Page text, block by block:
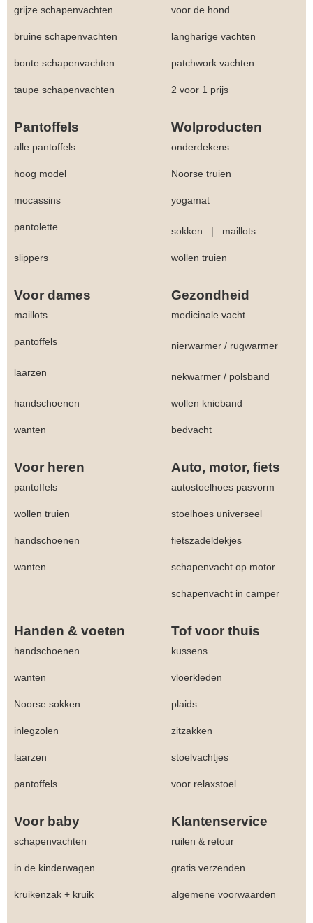
grijze schapenvachten voor de hond
bruine schapenvachten langharige vachten
bonte schapenvachten patchwork vachten
taupe schapenvachten 2 voor 1 prijs
Pantoffels Wolproducten
alle pantoffels onderdekens
hoog model Noorse truien
mocassins yogamat
pantolette sokken | maillots
slippers wollen truien
Voor dames Gezondheid
maillots medicinale vacht
pantoffels nierwarmer / rugwarmer
laarzen nekwarmer / polsband
handschoenen wollen knieband
wanten bedvacht
Voor heren Auto, motor, fiets
pantoffels autostoelhoes pasvorm
wollen truien stoelhoes universeel
handschoenen fietszadeldekjes
wanten schapenvacht op motor
schapenvacht in camper
Handen & voeten Tof voor thuis
handschoenen kussens
wanten vloerkleden
Noorse sokken plaids
inlegzolen zitzakken
laarzen stoelvachtjes
pantoffels voor relaxstoel
Voor baby Klantenservice
schapenvachten ruilen & retour
in de kinderwagen gratis verzenden
kruikenzak + kruik algemene voorwaarden